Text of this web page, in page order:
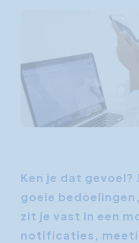
Ken je dat
goeie
zit je vast in een
notificaties,